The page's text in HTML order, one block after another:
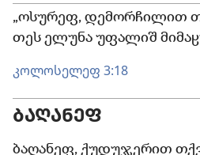
„ოსურეფ, დემორჩილით
თეს ელუნა უფალიშ
კოლოსელეფ 3:18
ᲑᲐᲦᲐᲜᲔᲤ
ბაღანეფ, ქუდუჯერით